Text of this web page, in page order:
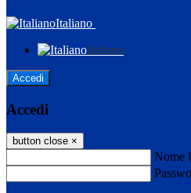
Italiano
Italiano
Accedi
Accedi
button close ×
Nome